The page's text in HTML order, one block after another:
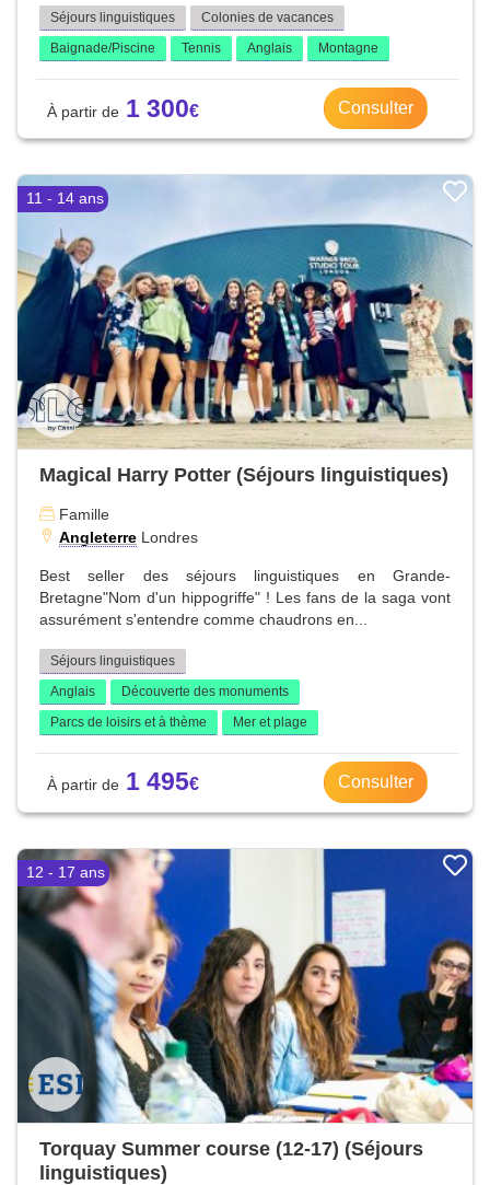
Séjours linguistiques
Colonies de vacances
Baignade/Piscine
Tennis Anglais Montagne
1 300 Consulter
11 - 14 ans
Magical Harry Potter (Séjours linguistiques)
Famille
Angleterre Londres
Best seller des séjours linguistiques en Grande-
Bretagne"Nom d'un hippogriffe" ! Les fans de la saga vont
assurément s'entendre comme chaudrons en...
Séjours linguistiques
Anglais
Découverte des monuments
Parcs de loisirs et à thème
Mer et plage
1 495 Consulter
12 - 17 ans
Torquay Summer course (12-17) (Séjours
linguistiques)